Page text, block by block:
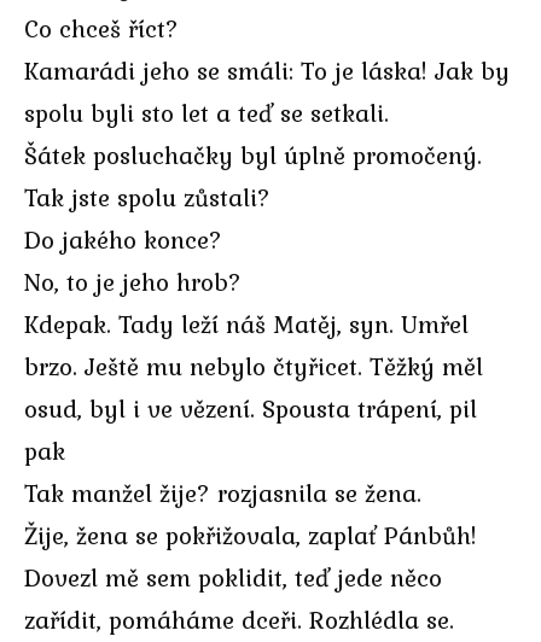
Co chceš říct?
Kamarádi jeho se smáli: To je láska! Jak by
spolu byli sto let a teď se setkali.
Šátek posluchačky byl úplně promočený.
Tak jste spolu zůstali?
Do jakého konce?
No, to je jeho hrob?
Kdepak. Tady leží náš Matěj, syn. Umřel
brzo. Ještě mu nebylo čtyřicet. Těžký měl
osud, byl i ve vězení. Spousta trápení, pil
pak
Tak manžel žije? rozjasnila se žena.
Žije, žena se pokřižovala, zaplať Pánbůh!
Dovezl mě sem poklidit, teď jede něco
zařídit, pomáháme dceři. Rozhlédla se.